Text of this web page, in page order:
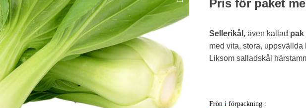
Pris för paket
Sellerikål, även kallad pak
med vita, stora,
Liksom salladskål
Frön i förpackning :